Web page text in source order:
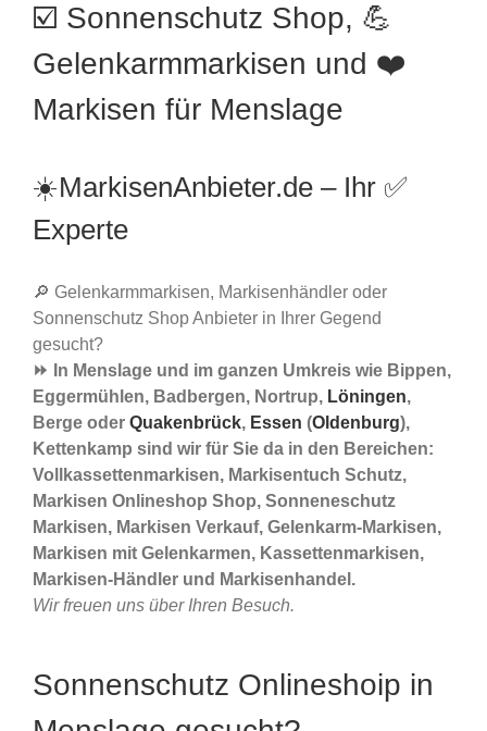
☑️ Sonnenschutz Shop, 💪
Gelenkarmmarkisen und ❤️
Markisen für Menslage
☀️MarkisenAnbieter.de – Ihr ✅
Experte
🔎 Gelenkarmmarkisen, Markisenhändler oder
Sonnenschutz Shop Anbieter in Ihrer Gegend
gesucht?
⏩ In Menslage und im ganzen Umkreis wie Bippen,
Eggermühlen, Badbergen, Nortrup, Löningen,
Berge oder Quakenbrück, Essen (Oldenburg),
Kettenkamp sind wir für Sie da in den Bereichen:
Vollkassettenmarkisen, Markisentuch Schutz,
Markisen Onlineshop Shop, Sonneneschutz
Markisen, Markisen Verkauf, Gelenkarm-Markisen,
Markisen mit Gelenkarmen, Kassettenmarkisen,
Markisen-Händler und Markisenhandel.
Wir freuen uns über Ihren Besuch.
Sonnenschutz Onlineshoip in